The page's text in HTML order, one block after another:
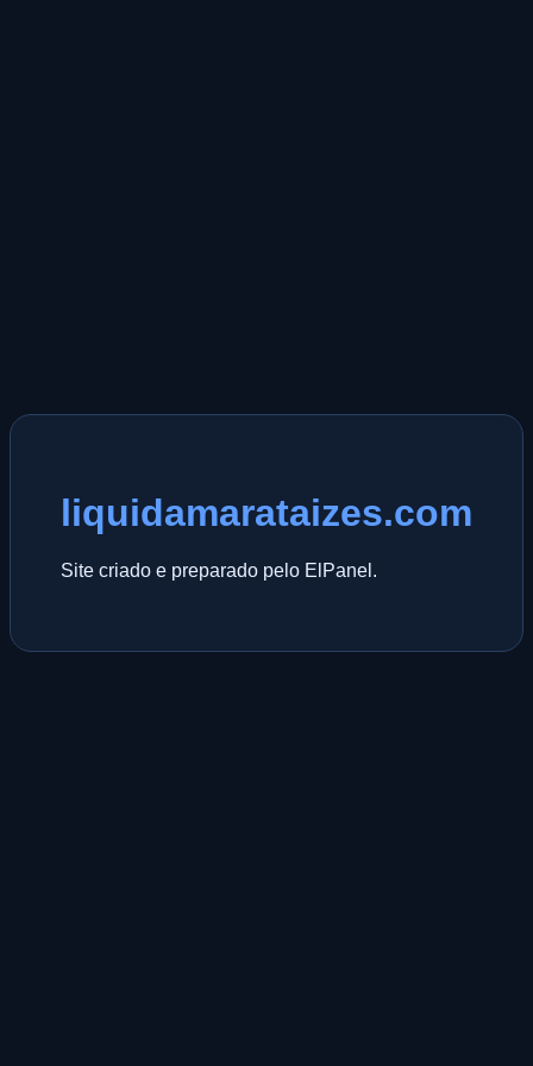
liquidamarataizes.com
Site criado e preparado pelo ElPanel.